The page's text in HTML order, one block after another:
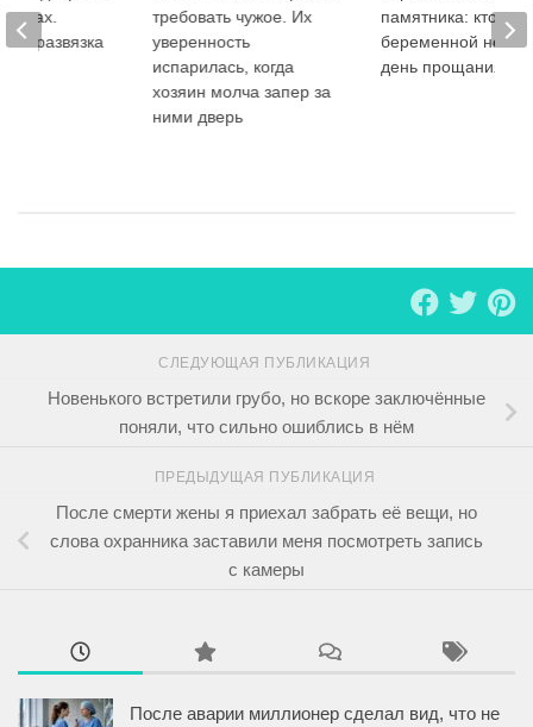
требовать чужое. Их
уверенность
испарилась, когда
хозяин молча запер за
ними дверь
памятника: кто
беременной
день прощания
развязка
СЛЕДУЮЩАЯ ПУБЛИКАЦИЯ
Новенького встретили грубо, но вскоре заключённые
поняли, что сильно ошиблись в нём
ПРЕДЫДУЩАЯ ПУБЛИКАЦИЯ
После смерти жены я приехал забрать её вещи, но
слова охранника заставили меня посмотреть запись
с камеры
После аварии миллионер сделал вид, что не